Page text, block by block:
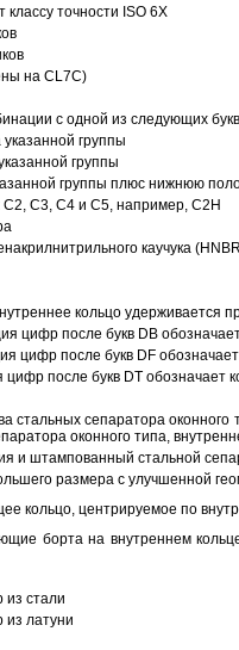
точности ISO 6X
на CL7C)
с одной из следующих
группы
группы
группы плюс нижнюю
С2, C3, С4 и С5, например, С2Н
каучука
кольцо удерживается
после букв DB
после букв DF обозначает
после букв DT обозначает
сепаратора
оконного типа,
и штампованный стальной
размера с улучшенной
кольцо, центрируемое по
борта на внутреннем
из стали
из латуни